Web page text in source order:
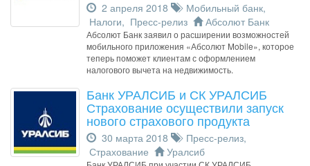
2 апреля 2018 Мобильный банк,
Налоги, Пресс-релиз Абсолют Банк
Абсолют Банк заявил о расширении возможностей
мобильного приложения «Абсолют Mobile», которое
теперь поможет клиентам с оформлением
налогового вычета на недвижимость.
Банк УРАЛСИБ и СК УРАЛСИБ
Страхование осуществили запуск
нового страхового продукта
30 марта 2018 Пресс-релиз,
Страхование
Уралсиб